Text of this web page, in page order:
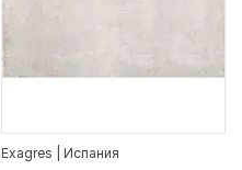
Exagres | Испания